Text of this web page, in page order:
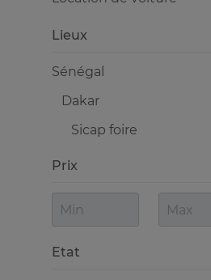
Lieux
Sénégal
Dakar
Sicap foire
Prix
Etat